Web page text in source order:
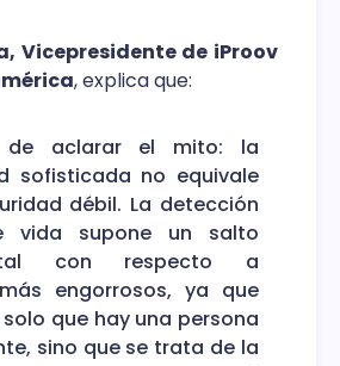
Vicepresidente de iProov
, explica que:
de aclarar el mito: la
sofisticada no equivale
débil. La detección
vida supone un salto
con respecto a
engorrosos, ya que
que hay una persona
sino que se trata de la